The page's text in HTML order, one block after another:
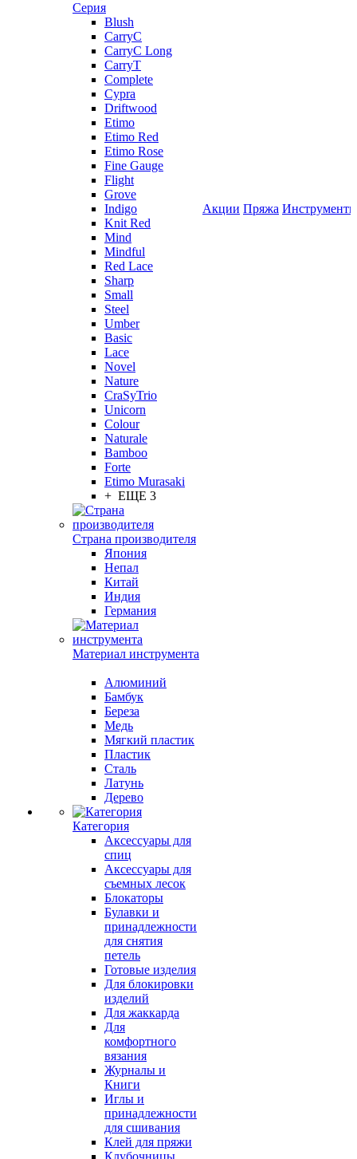
Серия
Blush
CarryC
CarryC Long
CarryT
Complete
Cypra
Driftwood
Etimo
Etimo Red
Etimo Rose
Fine Gauge
Flight
Grove
Indigo
Knit Red
Mind
Mindful
Red Lace
Sharp
Small
Steel
Umber
Basic
Lace
Novel
Nature
CraSyTrio
Unicorn
Colour
Naturale
Bamboo
Forte
Etimo Murasaki
+ ЕЩЕ 3
Страна производителя
Япония
Непал
Китай
Индия
Германия
Материал инструмента
Алюминий
Бамбук
Береза
Медь
Мягкий пластик
Пластик
Сталь
Латунь
Дерево
Категория
Аксессуары для
спиц
Аксессуары для
съемных лесок
Блокаторы
Булавки и
принадлежности
для снятия
петель
Готовые изделия
Для блокировки
изделий
Для жаккарда
Для
комфортного
вязания
Журналы и
Книги
Иглы и
принадлежности
для сшивания
Клей для пряжи
Клубочницы
Акции Пряжа Инструменты